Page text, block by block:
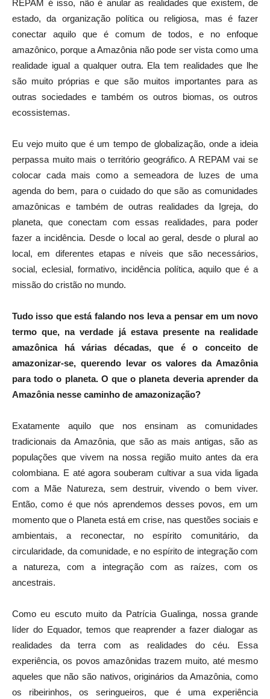
REPAM é isso, não é anular as realidades que existem, de
estado, da organização política ou religiosa, mas é fazer
conectar aquilo que é comum de todos, e no enfoque
amazônico, porque a Amazônia não pode ser vista como uma
realidade igual a qualquer outra. Ela tem realidades que lhe
são muito próprias e que são muitos importantes para as
outras sociedades e também os outros biomas, os outros
ecossistemas.
Eu vejo muito que é um tempo de globalização, onde a ideia
perpassa muito mais o território geográfico. A REPAM vai se
colocar cada mais como a semeadora de luzes de uma
agenda do bem, para o cuidado do que são as comunidades
amazônicas e também de outras realidades da Igreja, do
planeta, que conectam com essas realidades, para poder
fazer a incidência. Desde o local ao geral, desde o plural ao
local, em diferentes etapas e níveis que são necessários,
social, eclesial, formativo, incidência política, aquilo que é a
missão do cristão no mundo.
Tudo isso que está falando nos leva a pensar em um novo
termo que, na verdade já estava presente na realidade
amazônica há várias décadas, que é o conceito de
amazonizar-se, querendo levar os valores da Amazônia
para todo o planeta. O que o planeta deveria aprender da
Amazônia nesse caminho de amazonização?
Exatamente aquilo que nos ensinam as comunidades
tradicionais da Amazônia, que são as mais antigas, são as
populações que vivem na nossa região muito antes da era
colombiana. E até agora souberam cultivar a sua vida ligada
com a Mãe Natureza, sem destruir, vivendo o bem viver.
Então, como é que nós aprendemos desses povos, em um
momento que o Planeta está em crise, nas questões sociais e
ambientais, a reconectar, no espírito comunitário, da
circularidade, da comunidade, e no espírito de integração com
a natureza, com a integração com as raízes, com os
ancestrais.
Como eu escuto muito da Patrícia Gualinga, nossa grande
líder do Equador, temos que reaprender a fazer dialogar as
realidades da terra com as realidades do céu. Essa
experiência, os povos amazônidas trazem muito, até mesmo
aqueles que não são nativos, originários da Amazônia, como
os ribeirinhos, os seringueiros, que é uma experiência